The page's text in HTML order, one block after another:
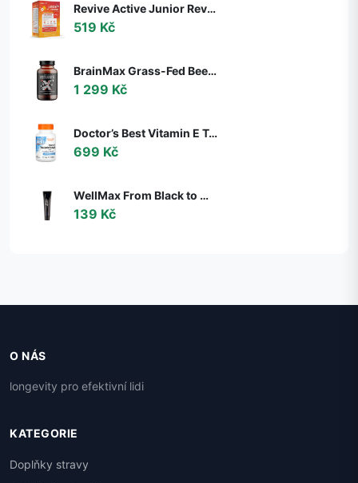
Revive Active Junior Revive, podpora imunity, děti 4-12 let, 20 sáčků
519 Kč
BrainMax Grass-Fed Beef Organ complex, hovězí orgány, 240 kapslí
1 299 Kč
Doctor’s Best Vitamin E Tocotrienols, 50 mg, 60 softgelových kapslí
699 Kč
WellMax From Black to White, Černá bělící zubní pasta, 105 g
139 Kč
O NÁS
longevity pro efektivní lidi
KATEGORIE
Doplňky stravy